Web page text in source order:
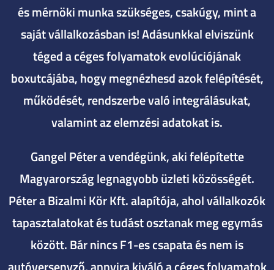
és mérnöki munka szükséges, csakúgy, mint a
saját vállalkozásban is! Adásunkkal elviszünk
téged a céges folyamatok evolúciójának
boxutcájába, hogy megnézhesd azok felépítését,
működését, rendszerbe való integrálásukat,
valamint az elemzési adatokat is.
Gangel Péter a vendégünk, aki felépítette
Magyarország legnagyobb üzleti közösségét.
Péter a Bizalmi Kör Kft. alapítója, ahol vállalkozók
tapasztalatokat és tudást osztanak meg egymás
között. Bár nincs F1-es csapata és nem is